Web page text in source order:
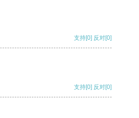
支持[0] 反对[0]
支持[0] 反对[0]